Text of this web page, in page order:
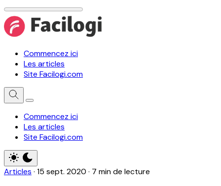
Commencez ici
Les articles
Site Facilogi.com
Commencez ici
Les articles
Site Facilogi.com
Articles · 15 sept. 2020 · 7 min de lecture